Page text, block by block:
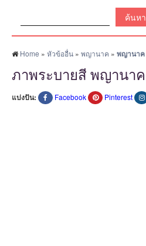
Home » หัวข้ออื่น » พญานาค » พญานาค
ภาพระบายสี พญานา
แบ่งปัน: Facebook Pinterest